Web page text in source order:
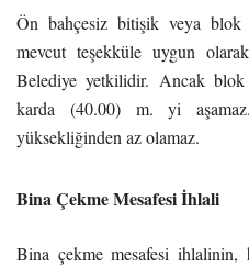
Ön bahçesiz bitişik veya blok
mevcut teşekküle uygun
Belediye yetkilidir. Ancak
karda (40.00) m. yi
yüksekliğinden az olamaz.
Bina Çekme Mesafesi İhlali
Bina çekme mesafesi ihlalinin,